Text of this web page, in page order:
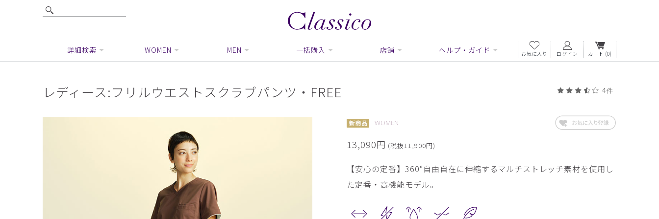
詳細検索 WOMEN MEN 一括購入 店舗 ヘルプ・ガイド お気に入り ログイン カート (0)
レディース:フリルウエストスクラブパンツ・FREE 4件
WOMEN
13,090円 (税抜11,900円)
【安心の定番】360°自由自在に伸縮するマルチストレッチ素材を使用し
た定番・高機能モデル。